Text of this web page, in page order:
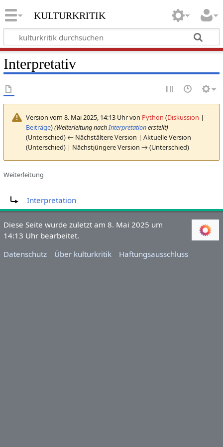
kulturkritik
Interpretativ
Version vom 8. Mai 2025, 14:13 Uhr von Python (Diskussion |
Beiträge)(Weiterleitung nachInterpretationerstellt)
(Unterschied) ← Nächstältere Version | Aktuelle Version
(Unterschied) | Nächstjüngere Version → (Unterschied)
Weiterleitung
Interpretation
Diese Seite wurde zuletzt am 8. Mai 2025 um
14:13 Uhr bearbeitet.
Datenschutz
Über kulturkritik Haftungsausschluss